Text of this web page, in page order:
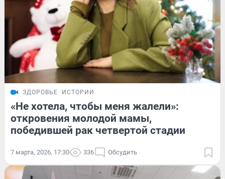
ЗДОРОВЬЕ ИСТОРИИ
«Не хотела, чтобы меня жалели»:
откровения молодой мамы,
победившей рак четвертой стадии
7 марта, 2026, 17:30 336 Обсудить